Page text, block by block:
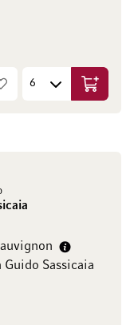
Ajouter
Guido Sassicaia